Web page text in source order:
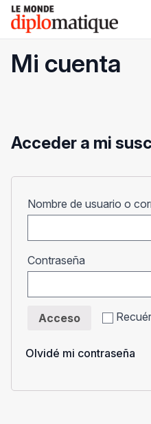
Skip
content
Le monde diplomatique
Mi cuenta
Acceder a mi
Nombre de usuario o
Contraseña
Acceso
Olvidé mi contraseña